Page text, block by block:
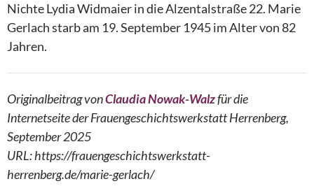
Nichte Lydia Widmaier in die Alzentalstraße 22. Marie
Gerlach starb am 19. September 1945 im Alter von 82
Jahren.
Originalbeitrag vonClaudia Nowak-Walzfür die
Internetseite der Frauengeschichtswerkstatt Herrenberg,
September 2025
URL: https://frauengeschichtswerkstatt-
herrenberg.de/marie-gerlach/